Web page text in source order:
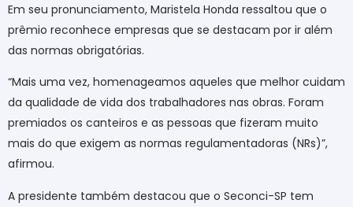
Em seu pronunciamento, Maristela Honda ressaltou que o
prêmio reconhece empresas que se destacam por ir além
das normas obrigatórias.
“Mais uma vez, homenageamos aqueles que melhor cuidam
da qualidade de vida dos trabalhadores nas obras. Foram
premiados os canteiros e as pessoas que fizeram muito
mais do que exigem as normas regulamentadoras (NRs)”,
afirmou.
A presidente também destacou que o Seconci-SP tem